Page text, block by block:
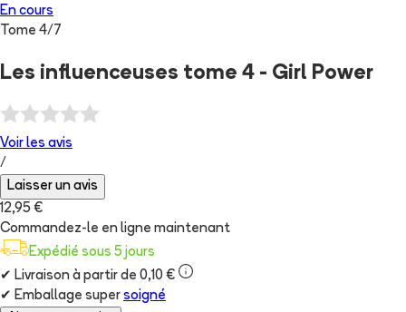
En cours
Tome 4/ 7
Les influenceuses tome 4 - Girl Power
Voir les avis
/
Laisser un avis
12,95 €
Commandez-le en ligne maintenant
Expédié sous 5 jours
✔ Livraison à partir de 0,10 €
✔ Emballage super soigné